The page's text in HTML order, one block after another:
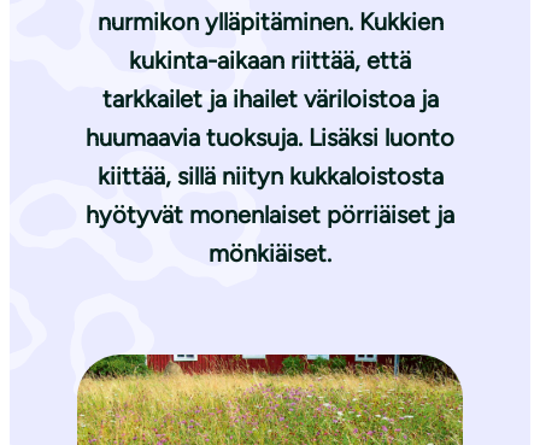
nurmikon ylläpitäminen. Kukkien
kukinta-aikaan riittää, että
tarkkailet ja ihailet väriloistoa ja
huumaavia tuoksuja. Lisäksi luonto
kiittää, sillä niityn kukkaloistosta
hyötyvät monenlaiset pörriäiset ja
mönkiäiset.